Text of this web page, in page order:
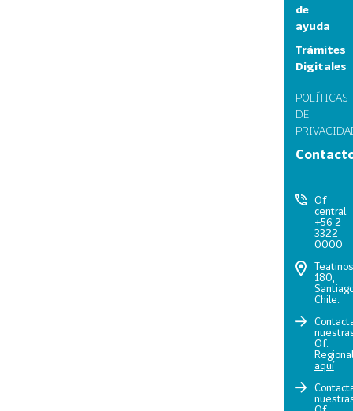
de
ayuda
Trámites
Digitales
POLÍTICAS
DE
Of
central
+56 2
3322
0000
Teatinos
180,
Chile.
Of.
aquí